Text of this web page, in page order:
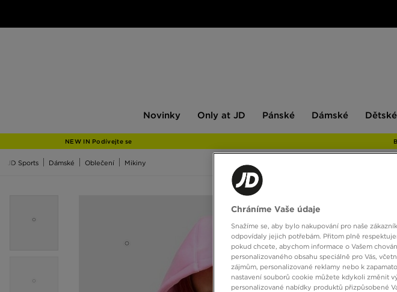
Novinky
JD
Only at JD Pánské Dámské Dětské
NEW IN Podívejte se
JD Sports Dámské Oblečení Mikiny
Chráníme Vaše údaje
Snažíme se, aby bylo nakupování pro naše
odpovídaly jejich potřebám. Přitom plně
pokud chcete, abychom informace o Vašem
personalizovaného obsahu speciálně pro Vás,
zájmům, personalizované reklamy nebo k
nastavení souborů cookie můžete kdykoli změnit
personalizované nabídky produktů přizpůsobené